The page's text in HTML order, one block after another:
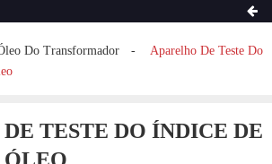
Do Transformador
Aparelho De Teste Do
TESTE DO ÍNDICE DE